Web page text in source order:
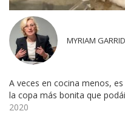
MYRIAM
A veces en cocina menos,
la copa más bonita que
2020